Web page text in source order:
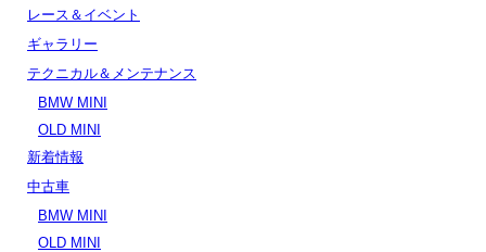
レース＆イベント
ギャラリー
テクニカル＆メンテナンス
BMW MINI
OLD MINI
新着情報
中古車
BMW MINI
OLD MINI